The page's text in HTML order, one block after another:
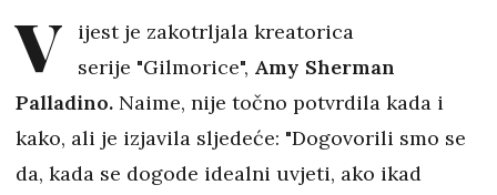
V
ijest je zakotrljala kreatorica
serije "Gilmorice", Amy Sherman
Palladino. Naime, nije točno potvrdila kada i
kako, ali je izjavila sljedeće: "Dogovorili smo se
da, kada se dogode idealni uvjeti, ako ikad